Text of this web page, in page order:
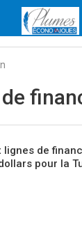
lignes de
pour la